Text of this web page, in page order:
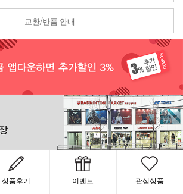
교환/반품 안내
상품후기 이벤트 관심상품